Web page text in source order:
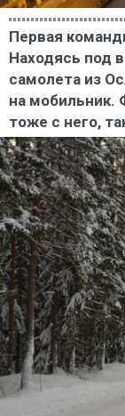
Первая
Находясь под
самолета из
на мобильник.
тоже с него,